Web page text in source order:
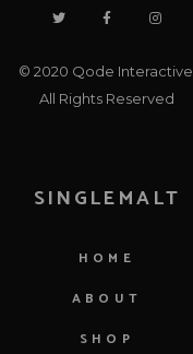
© 2020 Qode Interactive
All Rights Reserved
SINGLEMALT
HOME
ABOUT
SHOP